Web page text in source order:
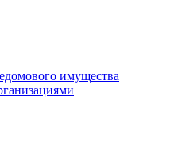
имущества